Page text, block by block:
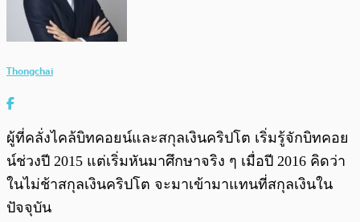
Thongchai
ผู้ที่คลั่งไคล้บิทคอยน์และสกุลเงินคริปโต เริ่มรู้จักบิทคอย
น์ช่วงปี 2015 แต่เริ่มหันมาศึกษาจริง ๆ เมื่อปี 2016 คิดว่า
ในไม่ช้าสกุลเงินคริปโต จะมาเข้ามาแทนที่สกุลเงินใน
ปัจจุบัน